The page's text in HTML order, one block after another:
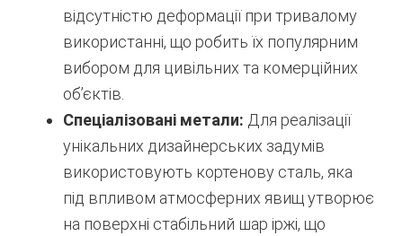
відсутністю деформації при тривалому
використанні, що робить їх популярним
вибором для цивільних та комерційних
об’єктів.
Спеціалізовані метали: Для реалізації
унікальних дизайнерських задумів
використовують кортенову сталь, яка
під впливом атмосферних явищ утворює
на поверхні стабільний шар іржі, що